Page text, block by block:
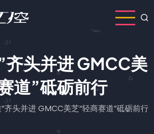
齐头并进 GMCC美
道”砥砺前行
齐头并进 GMCC美芝“轻商赛道”砥砺前行